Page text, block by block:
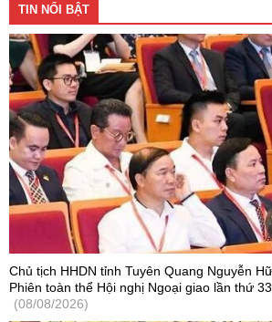
TIN NỔI BẬT
Chủ tịch HHDN tỉnh Tuyên Quang Nguyễn
Phiên toàn thể Hội nghị Ngoại giao lần thứ 33
(08/08/2026)